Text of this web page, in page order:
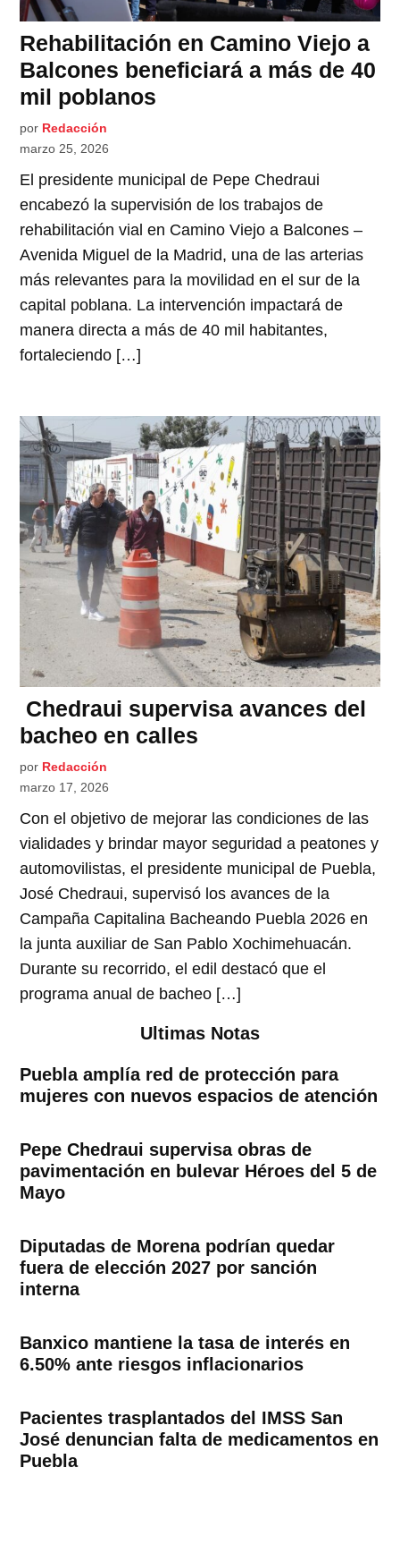
Rehabilitación en Camino Viejo a
Balcones beneficiará a más de 40
mil poblanos
por Redacción
marzo 25, 2026
El presidente municipal de Pepe Chedraui
encabezó la supervisión de los trabajos de
rehabilitación vial en Camino Viejo a Balcones –
Avenida Miguel de la Madrid, una de las arterias
más relevantes para la movilidad en el sur de la
capital poblana. La intervención impactará de
manera directa a más de 40 mil habitantes,
fortaleciendo […]
Chedraui supervisa avances del
bacheo en calles
por Redacción
marzo 17, 2026
Con el objetivo de mejorar las condiciones de las
vialidades y brindar mayor seguridad a peatones y
automovilistas, el presidente municipal de Puebla,
José Chedraui, supervisó los avances de la
Campaña Capitalina Bacheando Puebla 2026 en
la junta auxiliar de San Pablo Xochimehuacán.
Durante su recorrido, el edil destacó que el
programa anual de bacheo […]
Ultimas Notas
Puebla amplía red de protección para
mujeres con nuevos espacios de atención
Pepe Chedraui supervisa obras de
pavimentación en bulevar Héroes del 5 de
Mayo
Diputadas de Morena podrían quedar
fuera de elección 2027 por sanción
interna
Banxico mantiene la tasa de interés en
6.50% ante riesgos inflacionarios
Pacientes trasplantados del IMSS San
José denuncian falta de medicamentos en
Puebla